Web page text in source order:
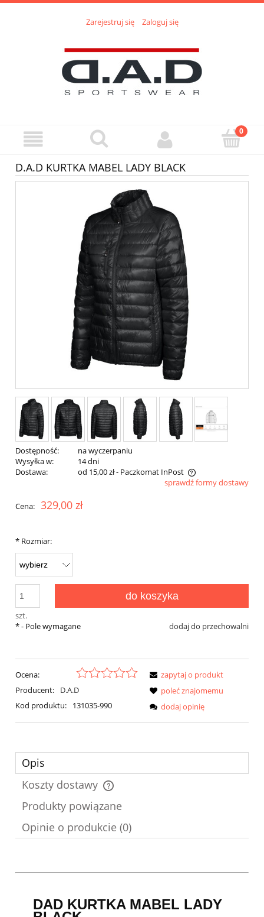
Zarejestruj się Zaloguj się
D.A.D KURTKA MABEL LADY BLACK
Dostępność:
na wyczerpaniu
Wysyłka w:
14 dni
Dostawa:
od 15,00 zł- Paczkomat InPost
Cena nie zawiera ewentualnych kosztów płatnościsprawdź formy dostawy
Cena: 329,00 zł
* Rozmiar:
szt.
do koszyka
dodaj do przechowalni
*- Pole wymagane
Ocena:
Producent:
D.A.D
Kod produktu:
131035-990
zapytaj o produkt
poleć znajomemu
dodaj opinię
Opis
Koszty dostawy
Cena nie zawiera ewentualnych kosztów płatności
Produkty powiązane
Opinie o produkcie (0)
DAD KURTKA MABEL LADY